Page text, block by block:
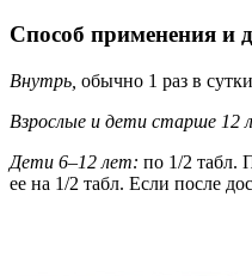
Способ применения и
Внутрь, обычно 1 раз в
Взрослые и дети старше 12
Дети 6–12 лет: по 1/2 табл.
ее на 1/2 табл. Если после